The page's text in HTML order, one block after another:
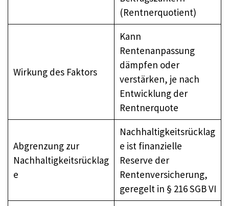
(Rentnerquotient)
Wirkung des Faktors
Kann
Rentenanpassung
dämpfen oder
verstärken, je nach
Entwicklung der
Rentnerquote
Abgrenzung zur
Nachhaltigkeitsrücklag
e
Nachhaltigkeitsrücklag
e ist finanzielle
Reserve der
Rentenversicherung,
geregelt in § 216 SGB VI